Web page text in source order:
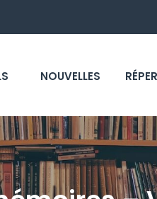
NOUVELLES